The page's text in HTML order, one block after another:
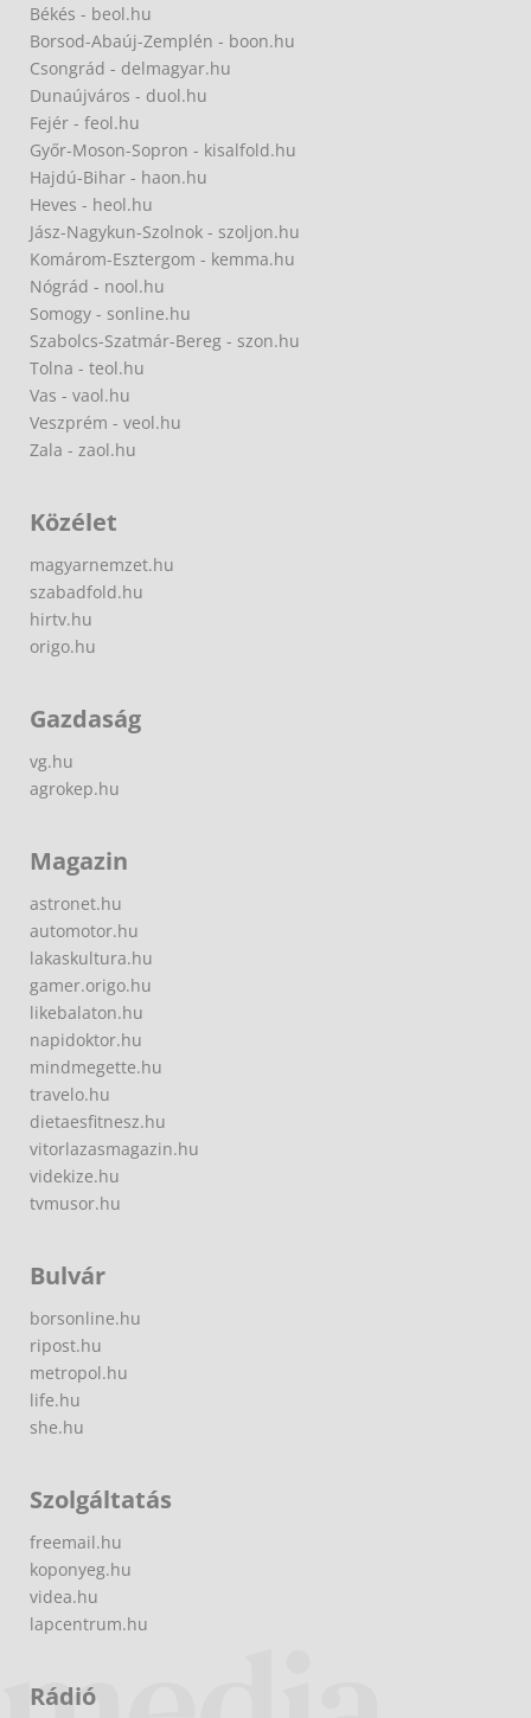
Békés - beol.hu
Borsod-Abaúj-Zemplén - boon.hu
Csongrád - delmagyar.hu
Dunaújváros - duol.hu
Fejér - feol.hu
Győr-Moson-Sopron - kisalfold.hu
Hajdú-Bihar - haon.hu
Heves - heol.hu
Jász-Nagykun-Szolnok - szoljon.hu
Komárom-Esztergom - kemma.hu
Nógrád - nool.hu
Somogy - sonline.hu
Szabolcs-Szatmár-Bereg - szon.hu
Tolna - teol.hu
Vas - vaol.hu
Veszprém - veol.hu
Zala - zaol.hu
Közélet
magyarnemzet.hu
szabadfold.hu
hirtv.hu
origo.hu
Gazdaság
vg.hu
agrokep.hu
Magazin
astronet.hu
automotor.hu
lakaskultura.hu
gamer.origo.hu
likebalaton.hu
napidoktor.hu
mindmegette.hu
travelo.hu
dietaesfitnesz.hu
vitorlazasmagazin.hu
videkize.hu
tvmusor.hu
Bulvár
borsonline.hu
ripost.hu
metropol.hu
life.hu
she.hu
Szolgáltatás
freemail.hu
koponyeg.hu
videa.hu
lapcentrum.hu
Rádió